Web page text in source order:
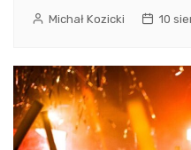
Michał Kozicki 10